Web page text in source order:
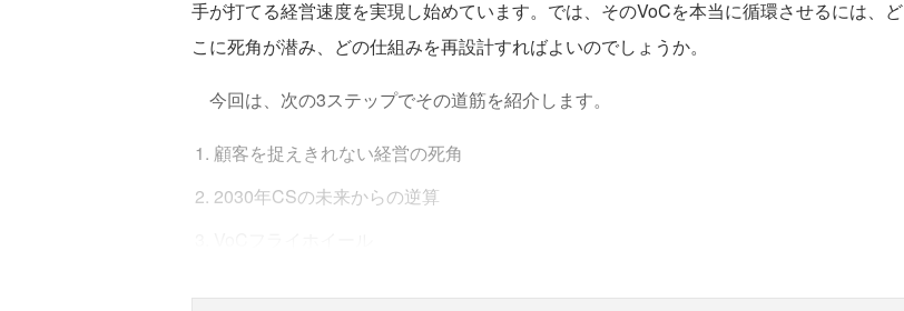
手が打てる経営速度を実現し始めています。では、そのVoCを本当に循環させるには、ど
こに死角が潜み、どの仕組みを再設計すればよいのでしょうか。
今回は、次の3ステップでその道筋を紹介します。
顧客を捉えきれない経営の死角
2030年CSの未来からの逆算